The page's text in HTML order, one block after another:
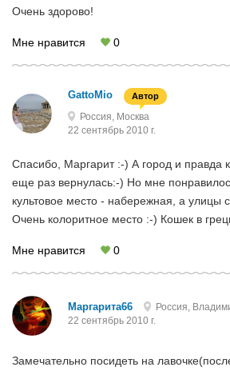
Очень здорово!
Мне нравится 0
GattoMio Автор
Россия, Москва
22 сентябрь 2010 г.
Спасибо, Маргарит :-) А город и правда
еще раз вернулась:-) Но мне
культовое место - набережная, а улицы
Очень колоритное место :-) Кошек в
Мне нравится 0
Маргарита66
Россия,
22 сентябрь 2010 г.
Замечательно посидеть на